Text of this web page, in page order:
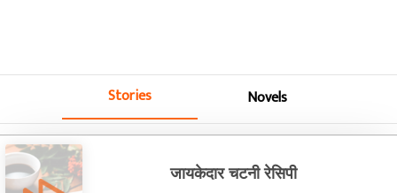
Stories Novels
जायकेदार चटनी रेसिपी